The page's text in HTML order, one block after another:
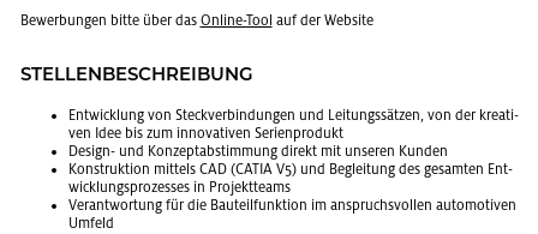
Be­wer­bun­gen bitte über das On­line-Tool auf der Web­site
STEL­LEN­BE­SCHREI­BUNG
Ent­wick­lung von Steck­ver­bin­dun­gen und Lei­tungs­sät­zen, von der krea­ti­
ven Idee bis zum in­no­va­ti­ven Se­ri­en­pro­dukt
De­sign- und Kon­zept­ab­stim­mung di­rekt mit un­se­ren Kun­den
Kon­struk­ti­on mit­tels CAD (CATIA V5) und Be­glei­tung des ge­sam­ten Ent­
wick­lungs­pro­zes­ses in Pro­jekt­teams
Ver­ant­wor­tung für die Bau­teil­funk­ti­on im an­spruchs­vol­len au­to­mo­ti­ven
Um­feld